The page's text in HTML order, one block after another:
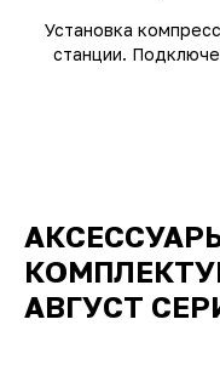
Установка
станции.
АВГУСТ